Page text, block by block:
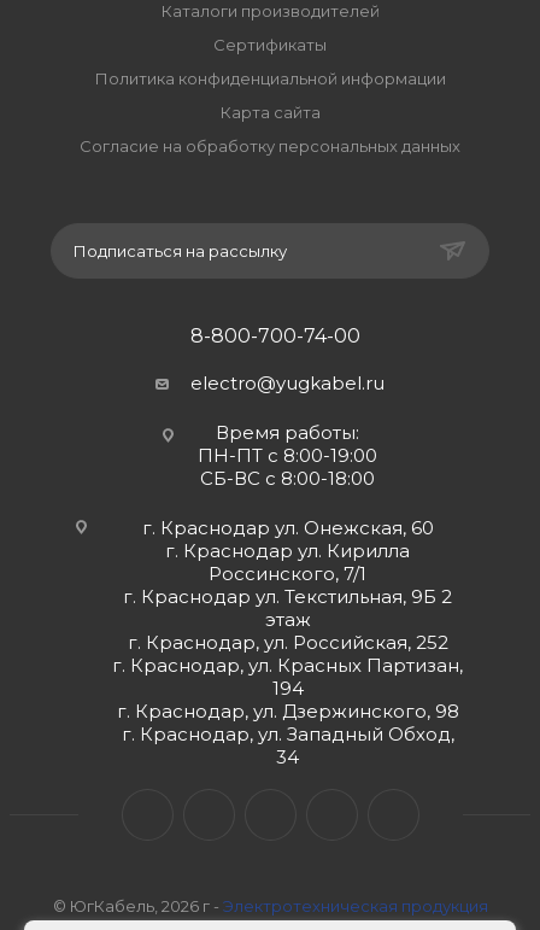
Каталоги производителей
Сертификаты
Политика конфиденциальной информации
Карта сайта
Согласие на обработку персональных данных
Подписаться на рассылку
8-800-700-74-00
electro@yugkabel.ru
Время работы:
ПН-ПТ с 8:00-19:00
СБ-ВС с 8:00-18:00
г. Краснодар ул. Онежская, 60
г. Краснодар ул. Кирилла
Россинского, 7/1
г. Краснодар ул. Текстильная, 9Б 2
этаж
г. Краснодар, ул. Российская, 252
г. Краснодар, ул. Красных Партизан,
194
г. Краснодар, ул. Дзержинского, 98
г. Краснодар, ул. Западный Обход,
34
© ЮгКабель, 2026 г - Электротехническая продукция